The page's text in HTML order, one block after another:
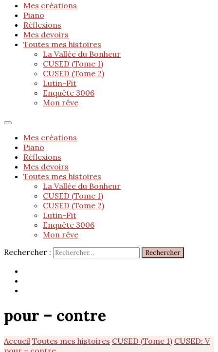
Mes créations
Piano
Réflexions
Mes devoirs
Toutes mes histoires
La Vallée du Bonheur
CUSED (Tome 1)
CUSED (Tome 2)
Lutin-Fit
Enquête 3006
Mon rêve
Mes créations
Piano
Réflexions
Mes devoirs
Toutes mes histoires
La Vallée du Bonheur
CUSED (Tome 1)
CUSED (Tome 2)
Lutin-Fit
Enquête 3006
Mon rêve
Rechercher :
pour – contre
Accueil Toutes mes histoires CUSED (Tome 1) CUSED: V